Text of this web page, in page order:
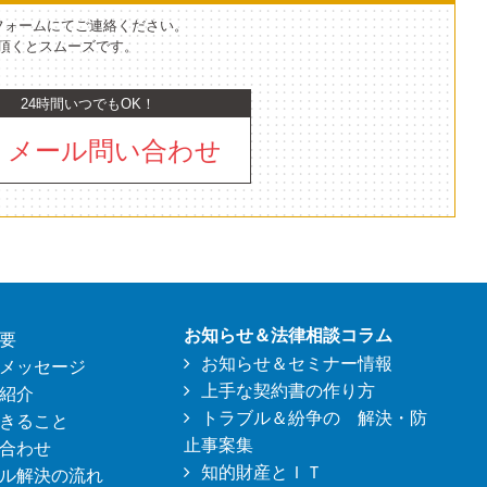
ームにてご連絡ください。
くとスムーズです。
24時間いつでもOK！
メール問い合わせ
ッセージ
介
ること
わせ
解決の流れ
お知らせ＆法律相談コラム
お知らせ＆セミナー情報
上手な契約書の作り方
トラブル＆紛争の 解決・防
止事案集
知的財産とＩＴ